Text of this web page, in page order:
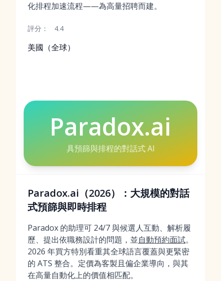
化排程加速流程——為高量招聘而建。
評分： 4.4
美國（全球）
Paradox.ai
具預篩與排程的對話式 AI
Paradox.ai（2026）：大規模的對話
式預篩與即時排程
Paradox 的助理可 24/7 與候選人互動、解析履
歷、提出依職務設計的問題，並自動預約面試。
2026 年買方特別看重其全球語言覆蓋與更緊密
的 ATS 整合。定價為客製且偏企業導向，與其
在高量自動化上的價值相匹配。